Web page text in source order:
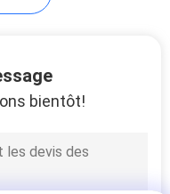
bientôt!